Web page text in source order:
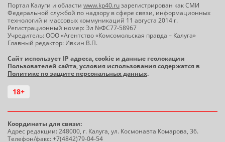
Портал Калуги и области www.kp40.ruзарегистрирован как СМИ
Федеральной службой по надзору в сфере связи, информационных
технологий и массовых коммуникаций 11 августа 2014 г.
Регистрационный номер: Эл №ФС77-58967
Учредитель: ООО «Агентство «Комсомольская правда – Калуга»
Главный редактор: Ивкин В.П.
Сайт использует IP адреса, cookie и данные геолокации
Пользователей сайта, условия использования содержатся в
Политике по защите персональных данных.
18+
Координаты для связи:
Адрес редакции: 248000, г. Калуга, ул. Космонавта Комарова, 36.
Телефон/факс: +7(4842)79-04-54